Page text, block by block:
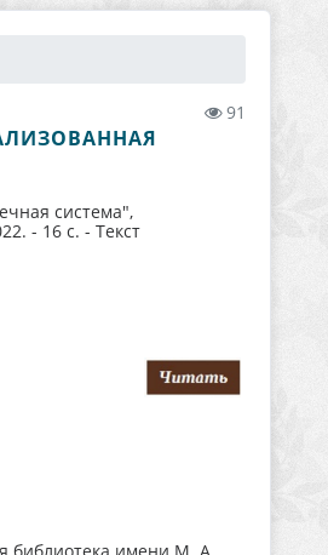
91
система",
- 16 с. - Текст